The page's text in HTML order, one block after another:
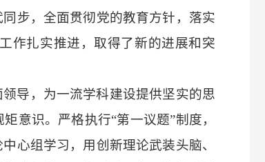
步，全面贯彻党的教育方针，落实
作扎实推进，取得了新的进展和突
导，为一流学科建设提供坚实的思
意识。严格执行“第一议题”制度，
心组学习，用创新理论武装头脑、